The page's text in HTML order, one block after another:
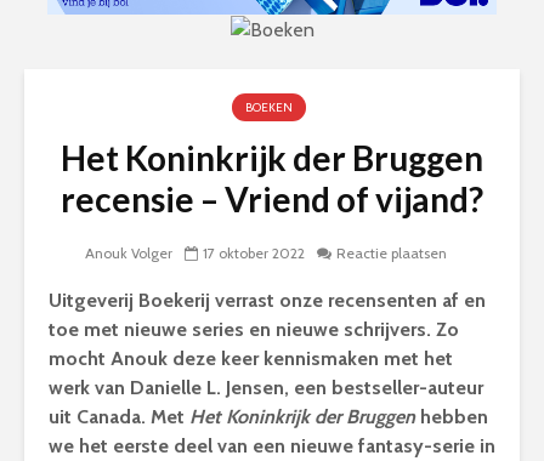
BOEKEN
Het Koninkrijk der Bruggen
recensie – Vriend of vijand?
Anouk Volger 17 oktober 2022 Reactie plaatsen
Uitgeverij Boekerij verrast onze recensenten af en
toe met nieuwe series en nieuwe schrijvers. Zo
mocht Anouk deze keer kennismaken met het
werk van Danielle L. Jensen, een bestseller-auteur
uit Canada. Met Het Koninkrijk der Bruggenhebben
we het eerste deel van een nieuwe fantasy-serie in